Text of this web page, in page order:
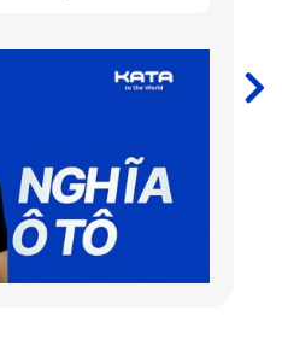
giá tốt nhất?
thì bạn có thể tham khảo sản
iX3 của KATA. KATA là một
đầu Việt Nam với hơn 10
doanh phụ kiện ô tô và